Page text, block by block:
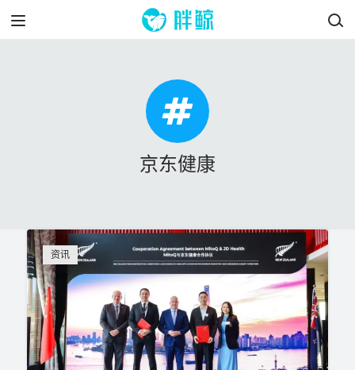
京东健康
资讯